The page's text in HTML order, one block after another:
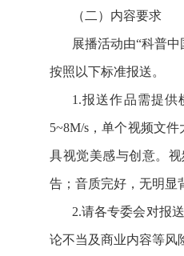
（二）内容要求
展播活动由“科普
按照以下标准报送。
1.报送作品需提供
5~8M/s，单个视频文
具视觉美感与创意。
告；音质完好，无明显
2.请各专委会对报
论不当及商业内容等风